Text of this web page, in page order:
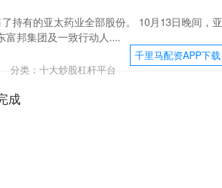
持有的亚太药业全部股份。 10月13日晚间，亚
富邦集团及一致行动人....
千里马配资APP下载
分类： 十大炒股杠杆平台
成